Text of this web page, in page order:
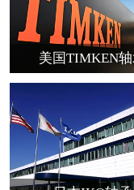
美国TIMKEN